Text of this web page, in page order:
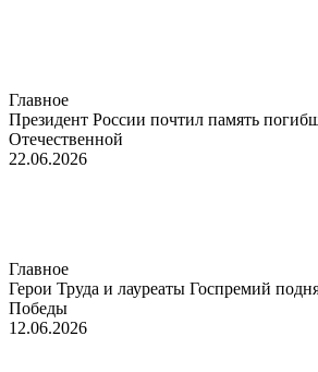
Главное
Президент России почтил память
Отечественной
22.06.2026
Главное
Герои Труда и лауреаты Госпремий
Победы
12.06.2026